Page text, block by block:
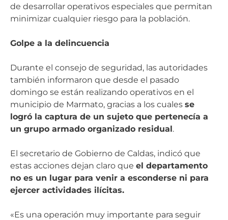
de desarrollar operativos especiales que permitan
minimizar cualquier riesgo para la población.
Golpe a la delincuencia
Durante el consejo de seguridad, las autoridades
también informaron que desde el pasado
domingo se están realizando operativos en el
municipio de Marmato, gracias a los cuales se
logró la captura de un sujeto que pertenecía a
un grupo armado organizado residual.
El secretario de Gobierno de Caldas, indicó que
estas acciones dejan claro que el departamento
no es un lugar para venir a esconderse ni para
ejercer actividades ilícitas.
«Es una operación muy importante para seguir